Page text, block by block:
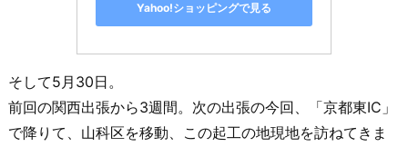
Yahoo!ショッピングで見る
そして5月30日。
前回の関西出張から3週間。次の出張の今回、「京都東IC」
で降りて、山科区を移動、この起工の地現地を訪ねてきま